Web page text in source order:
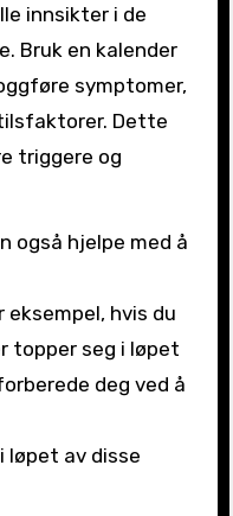
innsikter i de
Bruk en kalender
symptomer,
Dette
triggere og
også hjelpe med å
hvis du
topper seg i løpet
deg ved å
løpet av disse